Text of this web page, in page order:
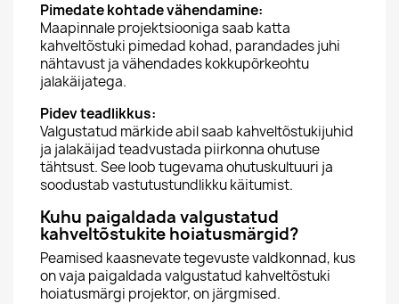
Pimedate kohtade vähendamine:
Maapinnale projektsiooniga saab katta
kahveltõstuki pimedad kohad, parandades juhi
nähtavust ja vähendades kokkupõrkeohtu
jalakäijatega.
Pidev teadlikkus:
Valgustatud märkide abil saab kahveltõstukijuhid
ja jalakäijad teadvustada piirkonna ohutuse
tähtsust. See loob tugevama ohutuskultuuri ja
soodustab vastutustundlikku käitumist.
Kuhu paigaldada valgustatud
kahveltõstukite hoiatusmärgid?
Peamised kaasnevate tegevuste valdkonnad, kus
on vaja paigaldada valgustatud kahveltõstuki
hoiatusmärgi projektor, on järgmised.